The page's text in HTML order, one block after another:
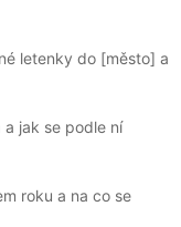
letenky do [město] a
a jak se podle ní
roku a na co se